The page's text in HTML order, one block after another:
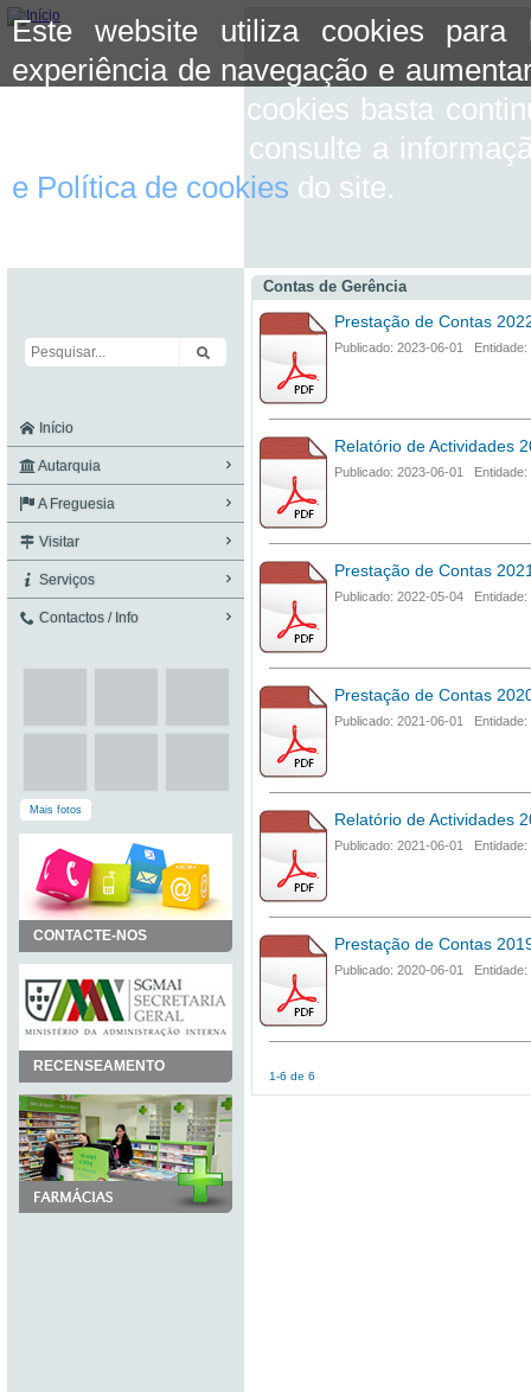
Este website utiliza cookies para
experiência de navegação e
aceitar o uso de cookies basta
mais informação consulte a
e Política de cookies do site.
Início
Autarquia
A Freguesia
Visitar
Serviços
Contactos / Info
Mais fotos
CONTACTE-NOS
RECENSEAMENTO
Contas de Gerência
Prestação de Contas
Publicado: 2023-06-01
Relatório de Actividades
Publicado: 2023-06-01
Prestação de Contas
Publicado: 2022-05-04
Prestação de Contas
Publicado: 2021-06-01
Relatório de Actividades
Publicado: 2021-06-01
Prestação de Contas
Publicado: 2020-06-01
1-6 de 6